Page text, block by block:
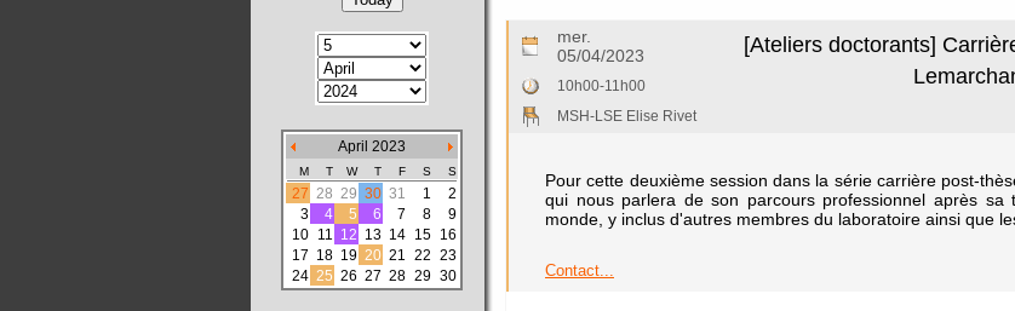
April 2023
M T W T F S S
27 28 29 30 31 1
2
3
4 5 6 7 8
9
10 11 12 13 14 15 16
17 18 19 20 21 22 23
24 25 26 27 28 29 30
mer.
05/04/2023
[Ateliers doctorants]
10h00-11h00
MSH-LSE Elise Rivet
Pour cette deuxième session dans la série carrière post-
qui nous parlera de son parcours professionnel après
monde, y inclus d'autres membres du laboratoire ainsi que
Contact...